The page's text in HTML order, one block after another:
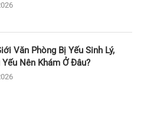
Văn Phòng Bị Yếu Sinh Lý,
Nên Khám Ở Đâu?